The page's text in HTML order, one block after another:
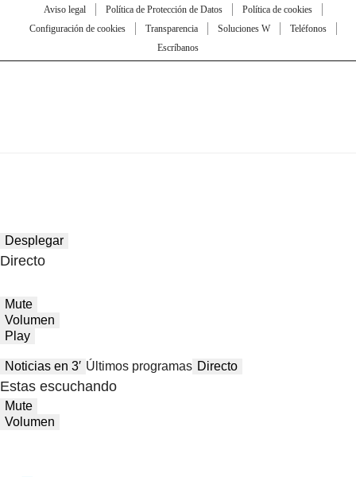
Aviso legal Política de Protección de Datos
Política de cookies
Configuración de cookies
Transparencia Soluciones W
Teléfonos
Escríbanos
Desplegar
Directo
Mute
Volumen
Play
Noticias en 3′ Últimos programas Directo
Estas escuchando
Mute
Volumen